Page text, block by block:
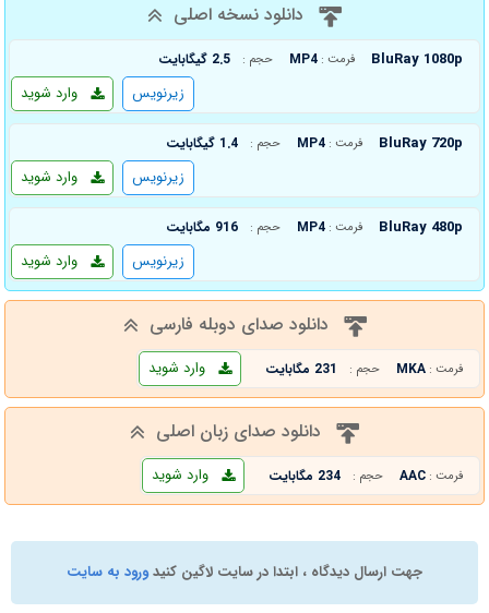
دانلود نسخه اصلی
BluRay 1080p فرمت : MP4 حجم : 2.5 گیگابایت
وارد شوید زیرنویس
BluRay 720p فرمت : MP4 حجم : 1.4 گیگابایت
وارد شوید زیرنویس
BluRay 480p فرمت : MP4 حجم : 916 مگابایت
وارد شوید زیرنویس
دانلود صدای دوبله فارسی
فرمت : MKA حجم : 231 مگابایت وارد شوید
دانلود صدای زبان اصلی
فرمت : AAC حجم : 234 مگابایت وارد شوید
جهت ارسال دیدگاه ، ابتدا در سایت لاگین کنیدورود به سایت